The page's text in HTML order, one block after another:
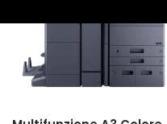
Arredo ufficio
Centralini virtuali